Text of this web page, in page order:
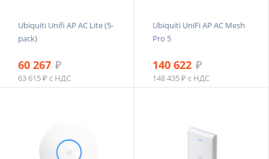
Ubiquiti Unifi AP AC Lite (5-
pack)
60 267 ₽
63 615 ₽ с НДС
Ubiquiti UniFi AP AC Mesh
Pro 5
140 622 ₽
148 435 ₽ с НДС